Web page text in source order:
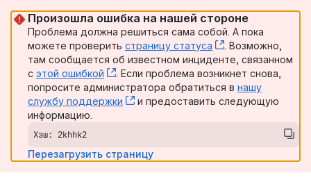
Произошла ошибка на нашей стороне
Проблема должна решиться сама собой. А пока
можете проверить страницу статуса , (opens new
. Возможно,
там сообщается об известном инциденте, связанном
с этой ошибкой , (opens new window)
. Если проблема возникнет снова,
попросите администратора обратиться в нашу
службу поддержки
, (opens new window)
и предоставить следующую
информацию.
Хэш: 2khhk2
Перезагрузить страницу